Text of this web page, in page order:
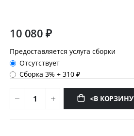
10 080 ₽
Предоставляется услуга сборки
Отсутствует
Сборка 3%+310 ₽
<В КОРЗИНУ